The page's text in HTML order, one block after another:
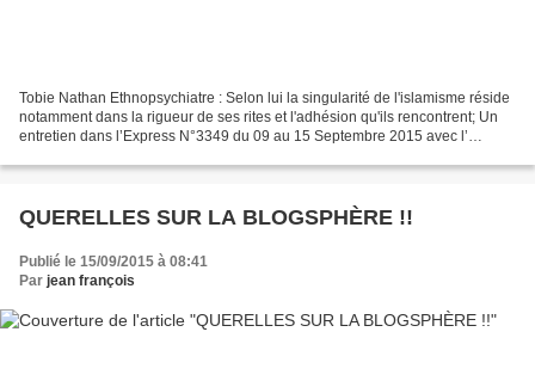
Tobie Nathan Ethnopsychiatre : Selon lui la singularité de l'islamisme réside
notamment dans la rigueur de ses rites et l'adhésion qu'ils rencontrent; Un
entretien dans l’Express N°3349 du 09 au 15 Septembre 2015 avec l’
QUERELLES SUR LA BLOGSPHÈRE !!
Publié le 15/09/2015 à 08:41
Par jean françois